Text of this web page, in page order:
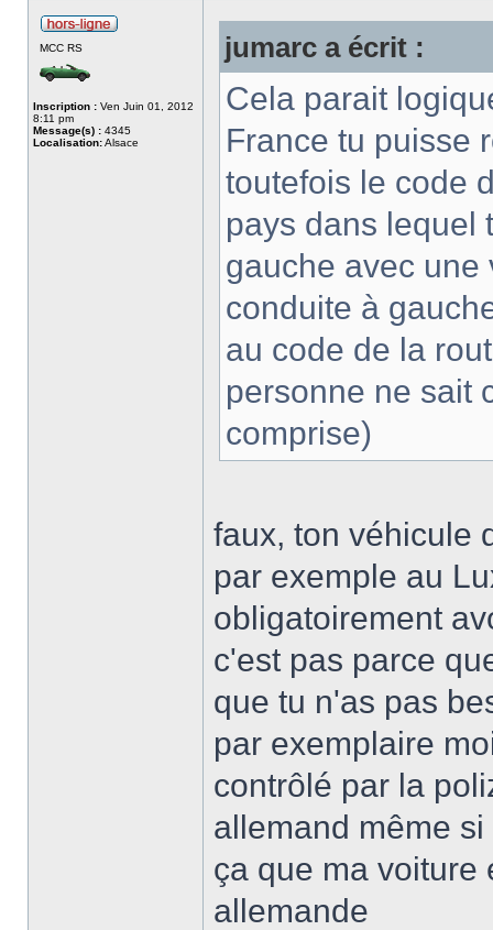
MCC RS
Inscription : Ven Juin 01, 2012
8:11 pm
Message(s) : 4345
Localisation:Alsace
jumarc a écrit :
Cela parait
France tu puisse
toutefois le code
pays dans lequel
gauche avec une
conduite à
au code de la
personne ne sait
comprise)
faux, ton véhicule
par exemple au
obligatoirement
c'est pas parce
que tu n'as pas
par exemplaire
contrôlé par la
allemand même
ça que ma voiture
allemande